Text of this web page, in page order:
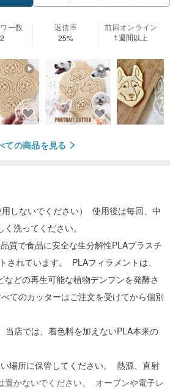
ー数
返信率
25%
前回オンライン
1週間以上
ての商品を見る
しないでください） 使用後は毎回、中
洗ってください。
質で食品に安全な生分解性PLAプラスチ
されています。 PLAフィラメントは、
などの再生可能な植物デンプンを発酵さ
てのカッターはご注文を受けてから個別
店では、着色料を加えないPLA本来の
場所に保管してください。 熱源、直射
置かないでください。 オーブンや電子レ